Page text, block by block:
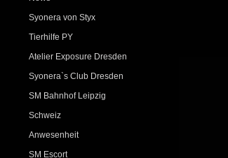
Syonera von Styx
Tierhilfe PY
Atelier Exposure Dresden
Syonera`s Club Dresden
SM Bahnhof Leipzig
Schweiz
Anwesenheit
SM Escort